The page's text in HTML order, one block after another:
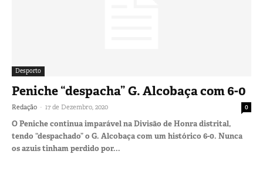
Desporto
Peniche “despacha” G. Alcobaça com 6-0
Redação - 17 de Dezembro, 2020 0
O Peniche continua imparável na Divisão de Honra distrital,
tendo “despachado” o G. Alcobaça com um histórico 6-0. Nunca
os azuis tinham perdido por...